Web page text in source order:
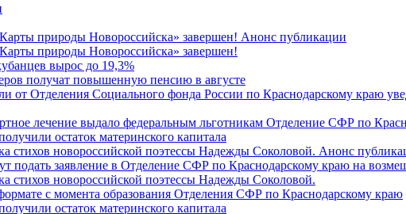
природы Новороссийска» завершен! Анонс публикации
природы Новороссийска» завершен!
вырос до 19,3%
получат повышенную пенсию в августе
Отделения Социального фонда России по Краснодарскому краю
лечение выдало федеральным льготникам Отделение СФР по
остаток материнского капитала
стихов новороссийской поэтессы Надежды Соколовой. Анонс
подать заявление в Отделение СФР по Краснодарскому краю на
стихов новороссийской поэтессы Надежды Соколовой.
с момента образования Отделения СФР по Краснодарскому краю
остаток материнского капитала